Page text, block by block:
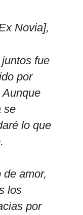
Novia],
fue
por
se
lo que
de amor,
los
por